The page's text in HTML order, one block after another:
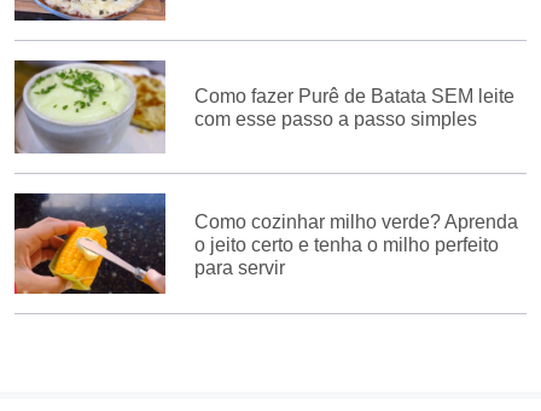
Como fazer Purê de Batata SEM leite
com esse passo a passo simples
Como cozinhar milho verde? Aprenda
o jeito certo e tenha o milho perfeito
para servir